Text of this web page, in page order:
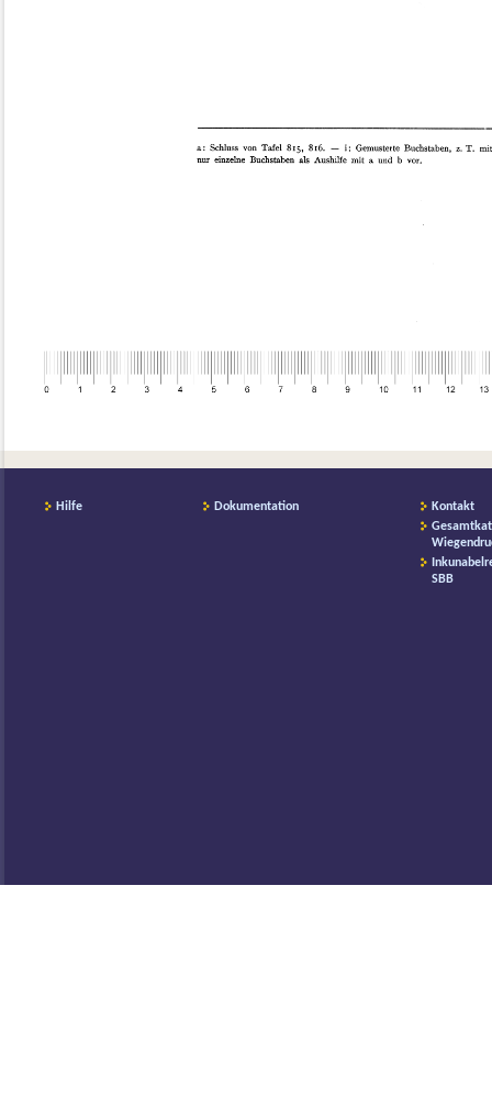
Hilfe Dokumentation
Kontakt
SBB